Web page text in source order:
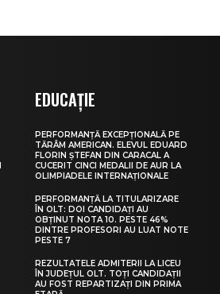
EDUCAȚIE
PERFORMANȚĂ EXCEPȚIONALĂ PE
TĂRÂM AMERICAN. ELEVUL EDUARD
FLORIN ȘTEFAN DIN CARACAL A
CUCERIT CINCI MEDALII DE AUR LA
OLIMPIADELE INTERNAȚIONALE
PERFORMANȚĂ LA TITULARIZARE
ÎN OLT: DOI CANDIDAȚI AU
OBȚINUT NOTA 10. PESTE 46%
DINTRE PROFESORI AU LUAT NOTE
PESTE 7
REZULTATELE ADMITERII LA LICEU
ÎN JUDEȚUL OLT. TOȚI CANDIDAȚII
AU FOST REPARTIZAȚI DIN PRIMA